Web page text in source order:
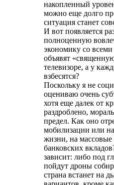
накопленный
можно еще долго
ситуация станет
И вот появляется
полноценную
экономику со всеми
объявят
телевизоре, а у
взбесятся?
Поскольку я не
оцениваю очень
хотя еще далек от
раздроблено,
предел. Как оно
мобилизации или
жизни, на массовые
банковских
зависит: либо под
пойдут дроны
страна встанет на